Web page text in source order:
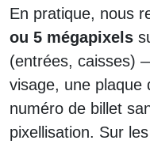
En pratique, nous
ou 5 mégapixels
(entrées, caisses)
visage, une plaque
numéro de billet
pixellisation. Sur